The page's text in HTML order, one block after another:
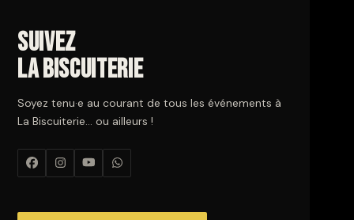
Suivez
La Biscuiterie
Soyez tenu·e au courant de tous les événements à
La Biscuiterie… ou ailleurs !